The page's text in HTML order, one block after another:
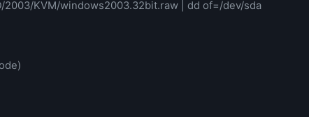
KVM/windows2003.32bit.raw | dd of=/dev/sda